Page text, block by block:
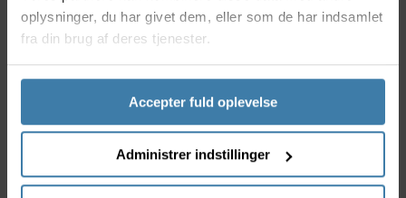
oplysninger, du har givet dem, eller som de har indsamlet
fra din brug af deres tjenester.
Accepter fuld oplevelse
Administrer indstillinger
kan monteres på styret og frempind med den
vendbare underdel til cykelholderen. Dermed får
brugerens oplevelse med produktet fra Garmin.
Specifikationer
2 stk. cykelholder til dit produkt fra Garmin
Passer til alle de nyeste Garmin Edge computere:
20